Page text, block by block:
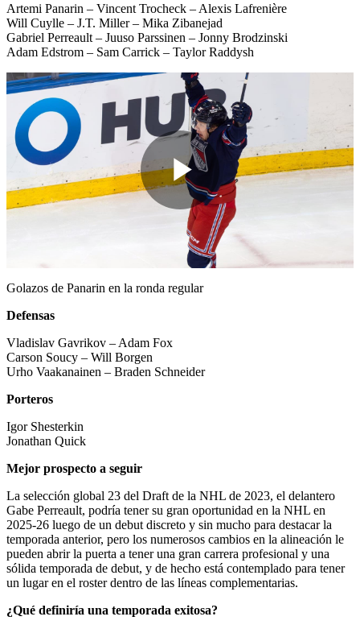
Artemi Panarin – Vincent Trocheck – Alexis Lafrenière
Will Cuylle – J.T. Miller – Mika Zibanejad
Gabriel Perreault – Juuso Parssinen – Jonny Brodzinski
Adam Edstrom – Sam Carrick – Taylor Raddysh
Play
Video
Golazos de Panarin en la ronda regular
Defensas
Vladislav Gavrikov – Adam Fox
Carson Soucy – Will Borgen
Urho Vaakanainen – Braden Schneider
Porteros
Igor Shesterkin
Jonathan Quick
Mejor prospecto a seguir
La selección global 23 del Draft de la NHL de 2023, el delantero
Gabe Perreault, podría tener su gran oportunidad en la NHL en
2025-26 luego de un debut discreto y sin mucho para destacar la
temporada anterior, pero los numerosos cambios en la alineación le
pueden abrir la puerta a tener una gran carrera profesional y una
sólida temporada de debut, y de hecho está contemplado para tener
un lugar en el roster dentro de las líneas complementarias.
¿Qué definiría una temporada exitosa?